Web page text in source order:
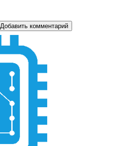
Добавить комментарий